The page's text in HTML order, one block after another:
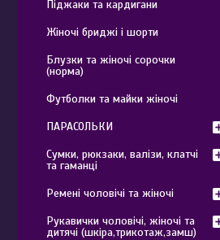
Піджаки та кардигани
Жіночі бриджі і шорти
Блузки та жіночі сорочки
(норма)
Футболки та майки жіночі
ПАРАСОЛЬКИ
Сумки, рюкзаки, валізи, клатчі
та гаманці
Ремені чоловічі та жіночі
Рукавички чоловічі, жіночі та
дитячі (шкіра,трикотаж,замш)